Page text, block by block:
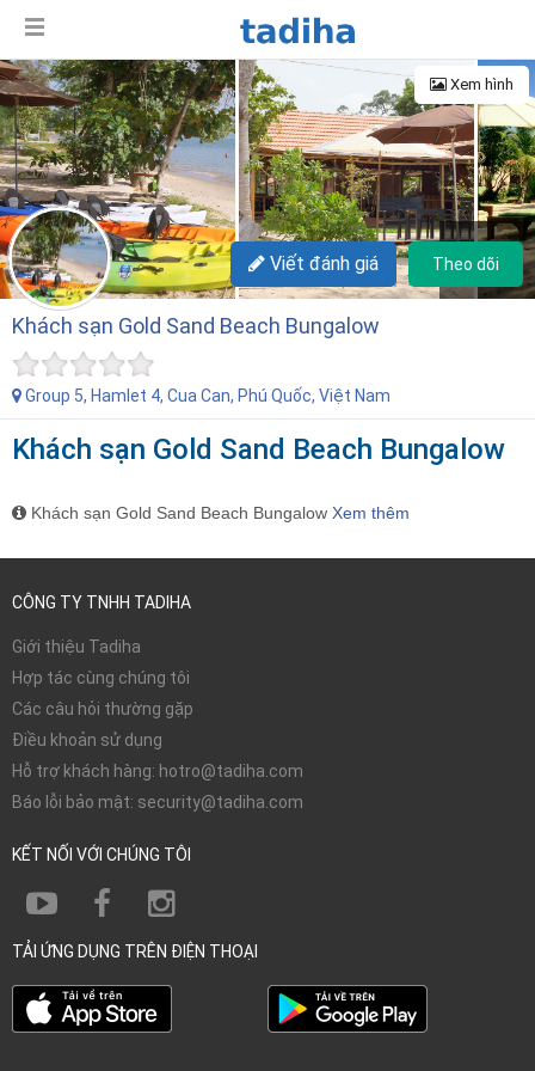
Xem hình
+6
Theo dõi
Viết đánh giá
Khách sạn Gold Sand Beach Bungalow
Group 5, Hamlet 4, Cua Can, Phú Quốc, Việt Nam
Khách sạn Gold Sand Beach Bungalow
Khách sạn Gold Sand Beach Bungalow Xem thêm
CÔNG TY TNHH TADIHA
Giới thiệu Tadiha
Hợp tác cùng chúng tôi
Các câu hỏi thường gặp
Điều khoản sử dụng
Hỗ trợ khách hàng: hotro@tadiha.com
Báo lỗi bảo mật: security@tadiha.com
KẾT NỐI VỚI CHÚNG TÔI
TẢI ỨNG DỤNG TRÊN ĐIỆN THOẠI